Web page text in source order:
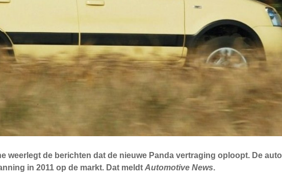
weerlegt de berichten dat de nieuwe Panda vertraging oploopt. De auto
in 2011 op de markt. Dat meldt Automotive News.